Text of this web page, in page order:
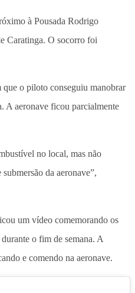
à Pousada Rodrigo
Caratinga. O socorro foi
o piloto conseguiu manobrar
A aeronave ficou parcialmente
no local, mas não
da aeronave”,
um vídeo comemorando os
o fim de semana. A
e comendo na aeronave.